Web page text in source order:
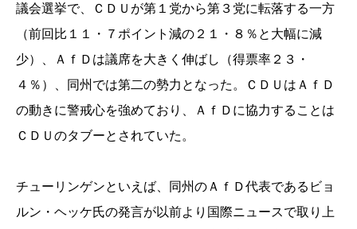
議会選挙で、ＣＤＵが第１党から第３党に転落する一方
（前回比１１・７ポイント減の２１・８％と大幅に減
少）、ＡｆＤは議席を大きく伸ばし（得票率２３・
４％）、同州では第二の勢力となった。ＣＤＵはＡｆＤ
の動きに警戒心を強めており、ＡｆＤに協力することは
ＣＤＵのタブーとされていた。
チューリンゲンといえば、同州のＡｆＤ代表であるビョ
ルン・ヘッケ氏の発言が以前より国際ニュースで取り上